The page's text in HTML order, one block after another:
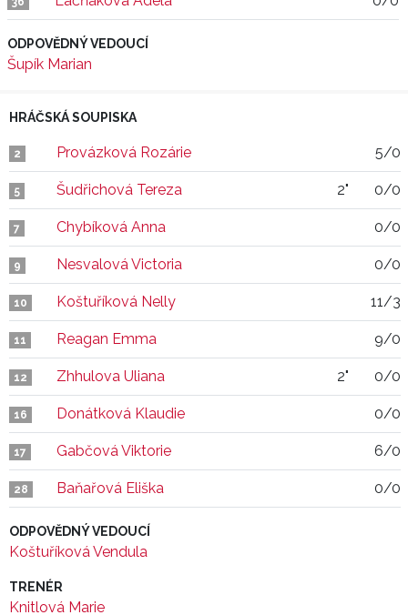
ODPOVĚDNÝ VEDOUCÍ
Šupík Marian
HRÁČSKÁ SOUPISKA
2 Provázková Rozárie 5/0
5 Šudřichová Tereza 2" 0/0
7 Chybíková Anna 0/0
9 Nesvalová Victoria 0/0
10 Koštuříková Nelly 11/3
11 Reagan Emma 9/0
12 Zhhulova Uliana 2" 0/0
16 Donátková Klaudie 0/0
17 Gabčová Viktorie 6/0
28 Baňařová Eliška 0/0
ODPOVĚDNÝ VEDOUCÍ
Koštuříková Vendula
TRENÉR
Knitlová Marie